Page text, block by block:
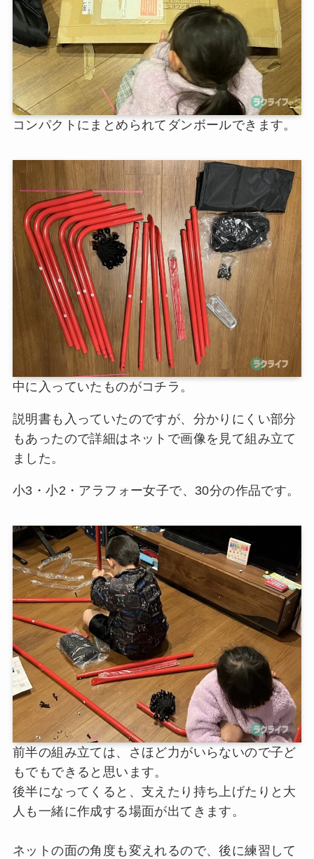
コンパクトにまとめられてダンボールできます。
中に入っていたものがコチラ。
説明書も入っていたのですが、分かりにくい部分
もあったので詳細はネットで画像を見て組み立て
ました。
小3・小2・アラフォー女子で、30分の作品です。
前半の組み立ては、さほど力がいらないので子ど
もでもできると思います。
後半になってくると、支えたり持ち上げたりと大
人も一緒に作成する場面が出てきます。
ネットの面の角度も変えれるので、後に練習して